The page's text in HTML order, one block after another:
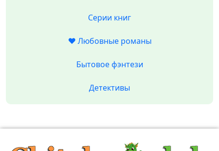
Серии книг
❤️ Любовные романы
Бытовое фэнтези
Детективы